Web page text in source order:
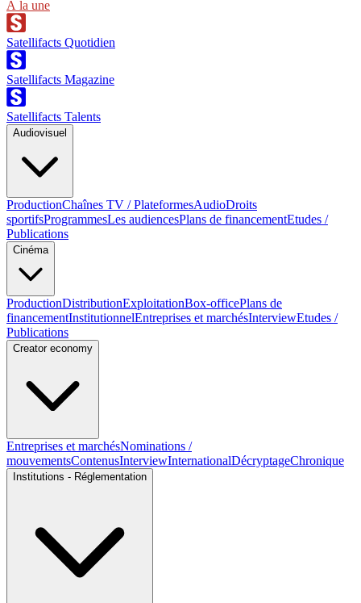
À la une
Satellifacts Quotidien
Satellifacts Magazine
Satellifacts Talents
Audiovisuel
ProductionChaînes TV / PlateformesAudioDroits
sportifsProgrammesLes audiencesPlans de financementEtudes /
Publications
Cinéma
ProductionDistributionExploitationBox-officePlans de
financementInstitutionnelEntreprises et marchésInterviewEtudes /
Publications
Creator economy
Entreprises et marchésNominations /
mouvementsContenusInterviewInternationalDécryptageChronique
Institutions - Réglementation